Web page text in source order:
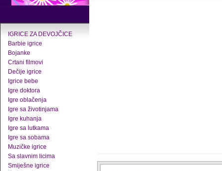
IGRICE ZA DEVOJČICE
Barbie igrice
Bojanke
Crtani filmovi
Dečije igrice
Igrice bebe
Igre doktora
Igre oblačenja
Igre sa životinjama
Igre kuhanja
Igre sa lutkama
Igre sa sobama
Muzičke igrice
Sa slavnim licima
Smiješne igrice